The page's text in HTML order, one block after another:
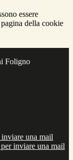
essere
della cookie
Foligno
una mail
inviare una mail